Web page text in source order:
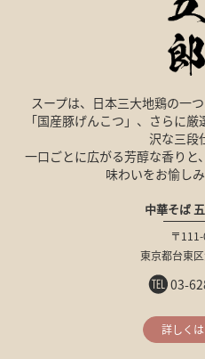
スープは、日本三大地鶏の一
「国産豚げんこつ」、さらに
沢な三段
一口ごとに広がる芳醇な香り
味わいをお愉し
中華そば
〒
東京都台東
03-
詳しく